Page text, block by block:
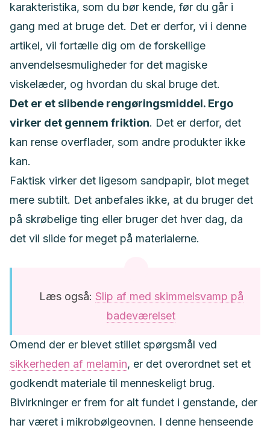
karakteristika, som du bør kende, før du går i
gang med at bruge det. Det er derfor, vi i denne
artikel, vil fortælle dig om de forskellige
anvendelsesmuligheder for det magiske
viskelæder, og hvordan du skal bruge det.
Det er et slibende rengøringsmiddel. Ergo
virker det gennem friktion. Det er derfor, det
kan rense overflader, som andre produkter ikke
kan.
Faktisk virker det ligesom sandpapir, blot meget
mere subtilt. Det anbefales ikke, at du bruger det
på skrøbelige ting eller bruger det hver dag, da
det vil slide for meget på materialerne.
Læs også: Slip af med skimmelsvamp på
badeværelset
Omend der er blevet stillet spørgsmål ved
sikkerheden af melamin, er det overordnet set et
godkendt materiale til menneskeligt brug.
Bivirkninger er frem for alt fundet i genstande, der
har været i mikrobølgeovnen. I denne henseende